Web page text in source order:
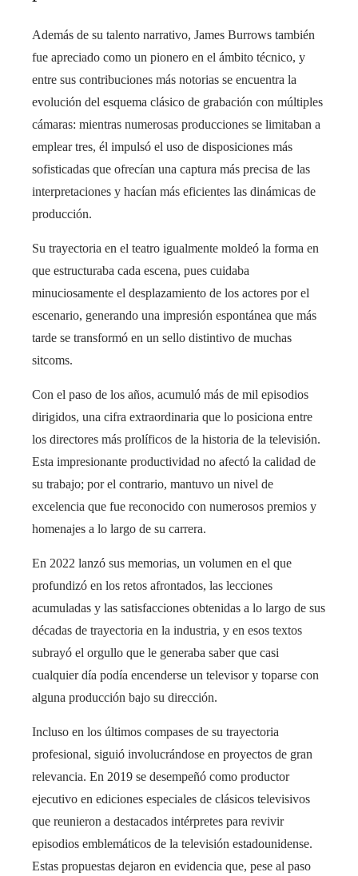
Además de su talento narrativo, James Burrows también
fue apreciado como un pionero en el ámbito técnico, y
entre sus contribuciones más notorias se encuentra la
evolución del esquema clásico de grabación con múltiples
cámaras: mientras numerosas producciones se limitaban a
emplear tres, él impulsó el uso de disposiciones más
sofisticadas que ofrecían una captura más precisa de las
interpretaciones y hacían más eficientes las dinámicas de
producción.
Su trayectoria en el teatro igualmente moldeó la forma en
que estructuraba cada escena, pues cuidaba
minuciosamente el desplazamiento de los actores por el
escenario, generando una impresión espontánea que más
tarde se transformó en un sello distintivo de muchas
sitcoms.
Con el paso de los años, acumuló más de mil episodios
dirigidos, una cifra extraordinaria que lo posiciona entre
los directores más prolíficos de la historia de la televisión.
Esta impresionante productividad no afectó la calidad de
su trabajo; por el contrario, mantuvo un nivel de
excelencia que fue reconocido con numerosos premios y
homenajes a lo largo de su carrera.
En 2022 lanzó sus memorias, un volumen en el que
profundizó en los retos afrontados, las lecciones
acumuladas y las satisfacciones obtenidas a lo largo de sus
décadas de trayectoria en la industria, y en esos textos
subrayó el orgullo que le generaba saber que casi
cualquier día podía encenderse un televisor y toparse con
alguna producción bajo su dirección.
Incluso en los últimos compases de su trayectoria
profesional, siguió involucrándose en proyectos de gran
relevancia. En 2019 se desempeñó como productor
ejecutivo en ediciones especiales de clásicos televisivos
que reunieron a destacados intérpretes para revivir
episodios emblemáticos de la televisión estadounidense.
Estas propuestas dejaron en evidencia que, pese al paso